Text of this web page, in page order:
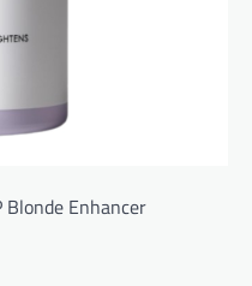
Blonde Enhancer